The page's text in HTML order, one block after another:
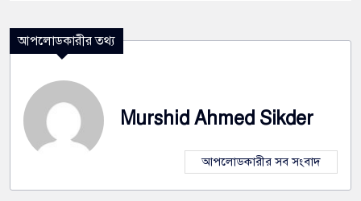
আপলোডকারীর তথ্য
Murshid Ahmed Sikder
আপলোডকারীর সব সংবাদ